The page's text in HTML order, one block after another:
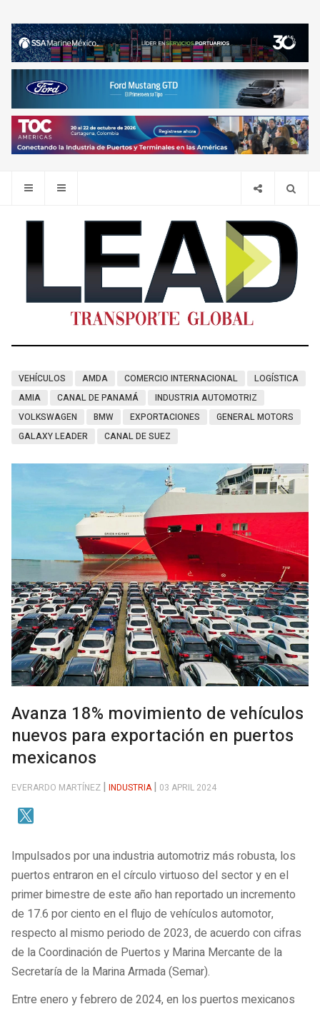
VEHÍCULOS AMDA COMERCIO INTERNACIONAL
LOGÍSTICA
AMIA
CANAL DE PANAMÁ
INDUSTRIA AUTOMOTRIZ
VOLKSWAGEN
BMW EXPORTACIONES
GENERAL MOTORS
GALAXY LEADER
CANAL DE SUEZ
Avanza 18% movimiento de vehículos
nuevos para exportación en puertos
mexicanos
EVERARDO MARTÍNEZ INDUSTRIA 03 APRIL 2024
Impulsados por una industria automotriz más robusta, los
puertos entraron en el círculo virtuoso del sector y en el
primer bimestre de este año han reportado un incremento
de 17.6 por ciento en el flujo de vehículos automotor,
respecto al mismo periodo de 2023, de acuerdo con cifras
de la Coordinación de Puertos y Marina Mercante de la
Secretaría de la Marina Armada (Semar).
Entre enero y febrero de 2024, en los puertos mexicanos